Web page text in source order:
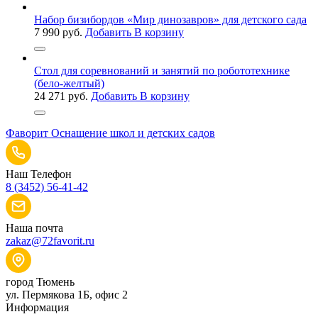
Набор бизибордов «Мир динозавров» для детского сада
7 990 руб. Добавить В корзину
Стол для соревнований и занятий по робототехнике
(бело-желтый)
24 271 руб. Добавить В корзину
Фаворит Оснащение школ и детских садов
Наш Телефон
8 (3452) 56-41-42
Наша почта
zakaz@72favorit.ru
город Тюмень
ул. Пермякова 1Б, офис 2
Информация